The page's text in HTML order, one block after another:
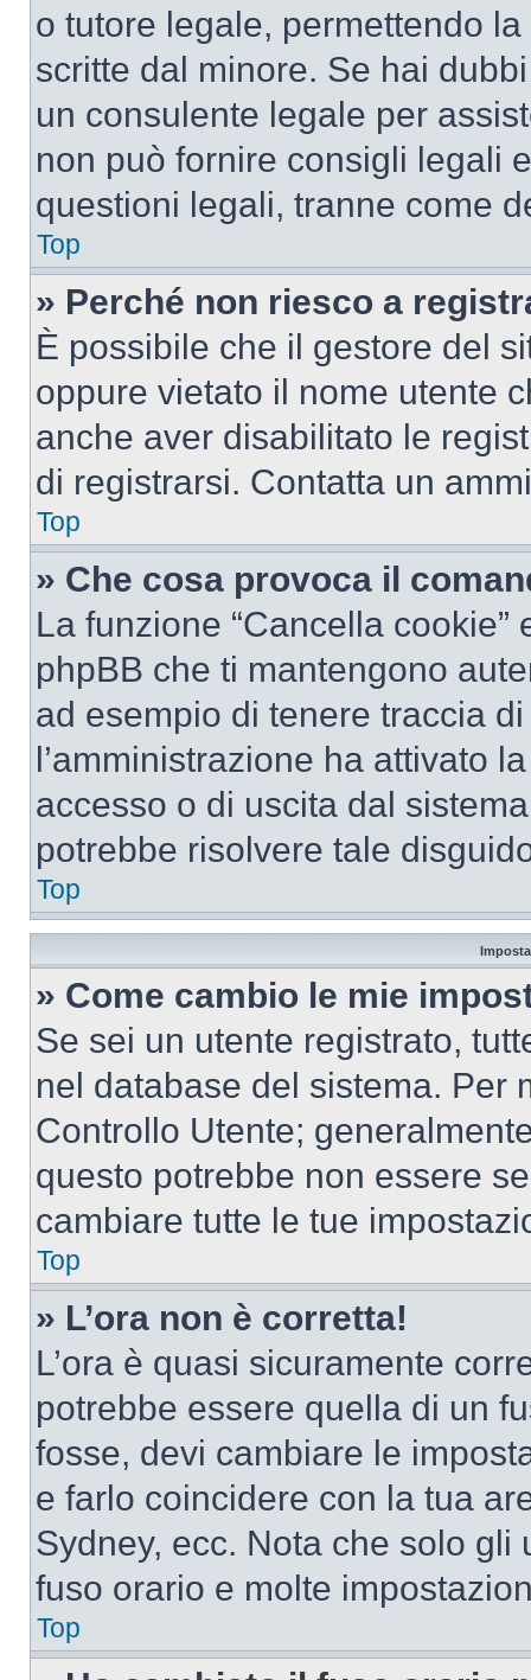
o tutore legale, permettendo
scritte dal minore. Se hai
un consulente legale per
non può fornire consigli legali
questioni legali, tranne come
Top
» Perché non riesco a
È possibile che il gestore del
oppure vietato il nome utente
anche aver disabilitato le
di registrarsi. Contatta un
Top
» Che cosa provoca il
La funzione “Cancella
phpBB che ti mantengono
ad esempio di tenere traccia
l’amministrazione ha attivato
accesso o di uscita dal
potrebbe risolvere tale
Top
» Come cambio le mie
Se sei un utente registrato,
nel database del sistema. Per
Controllo Utente;
questo potrebbe non essere
cambiare tutte le tue
Top
» L’ora non è corretta!
L’ora è quasi sicuramente
potrebbe essere quella di un
fosse, devi cambiare le
e farlo coincidere con la tua
Sydney, ecc. Nota che solo
fuso orario e molte
Top